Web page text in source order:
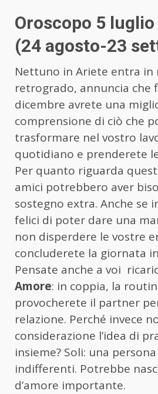
Oroscopo 5
(24 agosto-23
Nettuno in Ariete entra in
retrogrado, annuncia che
dicembre avrete una
comprensione di ciò che
trasformare nel vostro
quotidiano e prenderete
Per quanto riguarda
amici potrebbero aver
sostegno extra. Anche se
felici di poter dare una
non disperdere le vostre
concluderete la giornata
Pensate anche a voi
Amore: in coppia, la
provocherete il partner
relazione. Perché invece
considerazione l’idea di
insieme? Soli: una
indifferenti. Potrebbe
d’amore importante.